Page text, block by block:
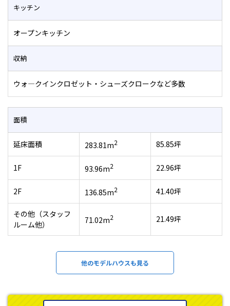
キッチン
オープンキッチン
収納
ウォ―クインクロゼット・シューズクロークなど多数
面積
延床面積 283.81m2 85.85坪
1F 93.96m2 22.96坪
2F 136.85m2 41.40坪
その他（スタッフ
ルーム他）
71.02m2 21.49坪
他のモデルハウスも見る